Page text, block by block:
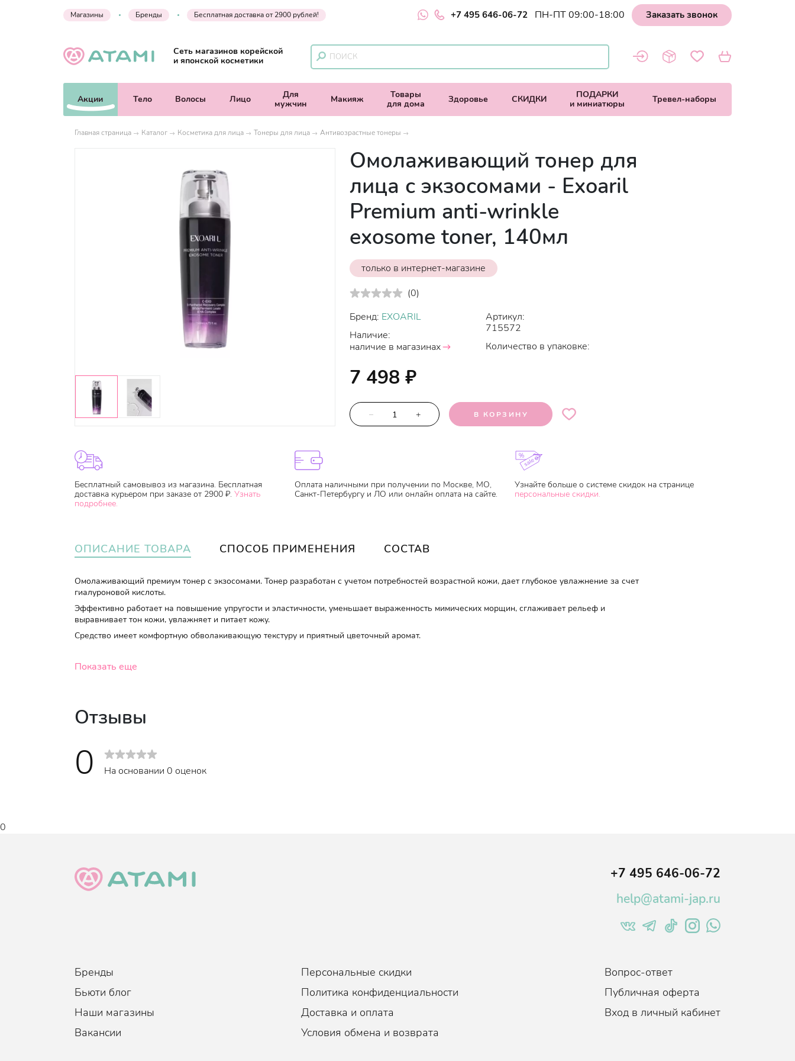
Магазины Бренды Бесплатная доставка от 2900 рублей! +7 495 646-06-72 ПН-ПТ 09:00-18:00 Заказать звонок
Сеть магазинов корейской
и японской косметики
Акции Тело Волосы Лицо
Для
мужчин
Макияж
Товары
для дома
Здоровье СКИДКИ
ПОДАРКИ
и миниатюры
Тревел-наборы
Главная страница Каталог Косметика для лица Тонеры для лица Антивозрастные тонеры
Омолаживающий тонер для
лица с экзосомами - Exoaril
Premium anti-wrinkle
exosome toner, 140мл
только в интернет-магазине
(0)
Бренд: EXOARIL
Наличие:
наличие в магазинах
Артикул:
715572
Количество в упаковке:
7 498 ₽
– + В КОРЗИНУ
Бесплатный самовывоз из магазина. Бесплатная
доставка курьером при заказе от 2900 ₽. Узнать
подробнее.
Оплата наличными при получении по Москве, МО,
Санкт-Петербургу и ЛО или онлайн оплата на сайте.
Узнайте больше о системе скидок на странице
персональные скидки.
ОПИСАНИЕ ТОВАРА СПОСОБ ПРИМЕНЕНИЯ СОСТАВ
Омолаживающий премиум тонер с экзосомами. Тонер разработан с учетом потребностей возрастной кожи, дает глубокое увлажнение за счет
гиалуроновой кислоты.
Эффективно работает на повышение упругости и эластичности, уменьшает выраженность мимических морщин, сглаживает рельеф и
выравнивает тон кожи, увлажняет и питает кожу.
Средство имеет комфортную обволакивающую текстуру и приятный цветочный аромат.
Показать еще
Отзывы
0 На основании 0 оценок
0
+7 495 646-06-72
help@atami-jap.ru
Бренды
Бьюти блог
Наши магазины
Вакансии
Персональные скидки
Политика конфиденциальности
Доставка и оплата
Условия обмена и возврата
Вопрос-ответ
Публичная оферта
Вход в личный кабинет